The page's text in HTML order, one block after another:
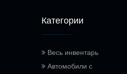
Категории
Весь инвентарь
Автомобили с